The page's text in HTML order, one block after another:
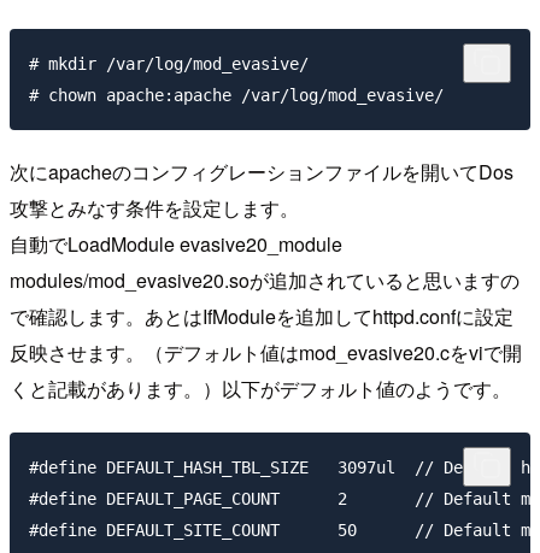
# mkdir /var/log/mod_evasive/
次にapacheのコンフィグレーションファイルを開いてDos
攻撃とみなす条件を設定します。
自動でLoadModule evasive20_module
modules/mod_evasive20.soが追加されていると思いますの
で確認します。あとはIfModuleを追加してhttpd.confに設定
反映させます。（デフォルト値はmod_evasive20.cをviで開
くと記載があります。）以下がデフォルト値のようです。
#define DEFAULT_HASH_TBL_SIZE   3097ul  // Default
#define DEFAULT_PAGE_COUNT      2       // Default
#define DEFAULT_SITE_COUNT      50      // Default